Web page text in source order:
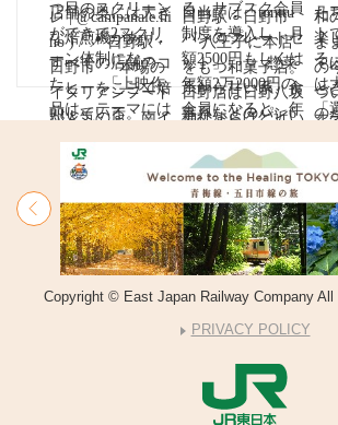
Copyright © East Japan Railway Company All
PRIVACY POLICY